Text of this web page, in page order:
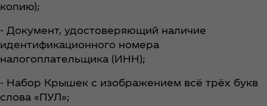
копию);
- Документ, удостоверяющий наличие
идентификационного номера
налогоплательщика (ИНН);
- Набор Крышек с изображением всё трёх букв
слова «ПУЛ»;